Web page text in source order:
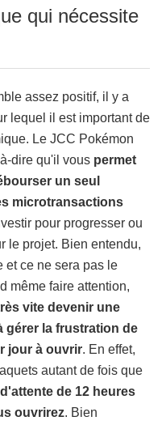
qui nécessite
assez positif, il y a
lequel il est important de
Le JCC Pokémon
dire qu'il vous permet
un seul
microtransactions
pour progresser ou
le projet. Bien entendu,
et ce ne sera pas le
même faire attention,
vite devenir une
gérer la frustration de
jour à ouvrir. En effet,
autant de fois que
de 12 heures
ouvrirez. Bien